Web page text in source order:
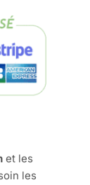
et les
les